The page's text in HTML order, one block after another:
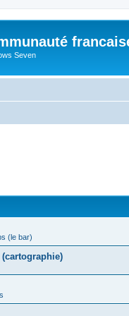
Seven
(le bar)